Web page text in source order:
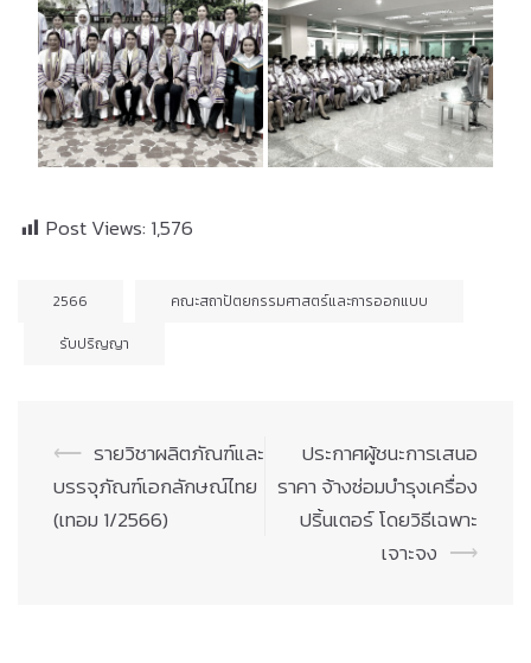
Post Views: 1,576
2566
คณะสถาปัตยกรรมศาสตร์และการออกแบบ
รับปริญญา
Post
navigation
⟵ รายวิชาผลิตภัณฑ์และ
บรรจุภัณฑ์เอกลักษณ์ไทย
(เทอม 1/2566)
ประกาศผู้ชนะการเสนอ
ราคา จ้างซ่อมบำรุงเครื่อง
ปริ้นเตอร์ โดยวิธีเฉพาะ
เจาะจง ⟶